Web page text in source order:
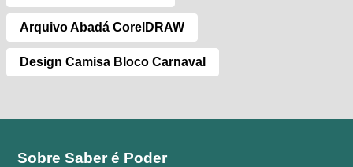
Arquivo Abadá CorelDRAW
Design Camisa Bloco Carnaval
Sobre Saber é Poder